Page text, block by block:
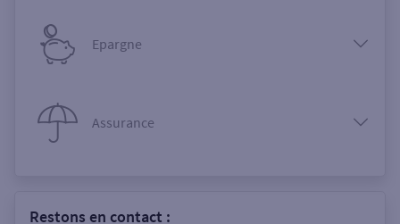
Epargne
Assurance
Restons en contact :